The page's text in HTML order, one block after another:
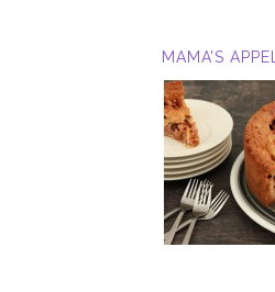
MAMA’S